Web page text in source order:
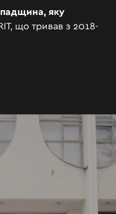
яку
що тривав з 2018-